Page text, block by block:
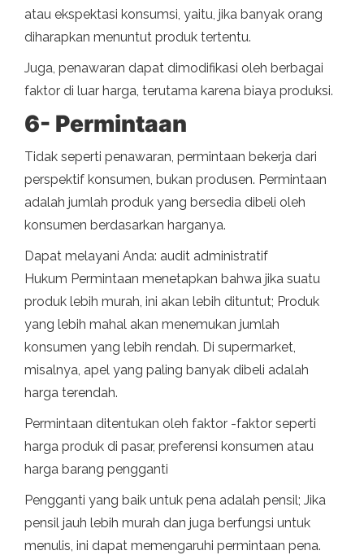
atau ekspektasi konsumsi, yaitu, jika banyak orang
diharapkan menuntut produk tertentu.
Juga, penawaran dapat dimodifikasi oleh berbagai
faktor di luar harga, terutama karena biaya produksi.
6- Permintaan
Tidak seperti penawaran, permintaan bekerja dari
perspektif konsumen, bukan produsen. Permintaan
adalah jumlah produk yang bersedia dibeli oleh
konsumen berdasarkan harganya.
Dapat melayani Anda: audit administratif
Hukum Permintaan menetapkan bahwa jika suatu
produk lebih murah, ini akan lebih dituntut; Produk
yang lebih mahal akan menemukan jumlah
konsumen yang lebih rendah. Di supermarket,
misalnya, apel yang paling banyak dibeli adalah
harga terendah.
Permintaan ditentukan oleh faktor -faktor seperti
harga produk di pasar, preferensi konsumen atau
harga barang pengganti
Pengganti yang baik untuk pena adalah pensil; Jika
pensil jauh lebih murah dan juga berfungsi untuk
menulis, ini dapat memengaruhi permintaan pena.